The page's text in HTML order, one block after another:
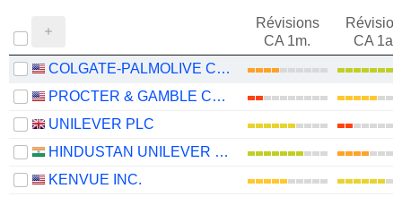
Révisions
CA 1m.
CA 1an
COLGATE-PALMOLIVE COMPANY
PROCTER & GAMBLE COMPANY
UNILEVER PLC
HINDUSTAN UNILEVER LIMITED
KENVUE INC.